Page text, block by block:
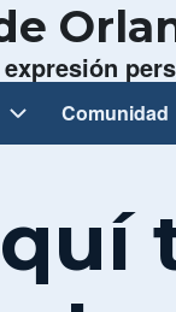
navegación
Comunidad
Comunidad